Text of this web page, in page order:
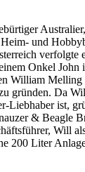
und
verfolgte
Onkel John
William
gründen. Da
Liebhaber ist,
& Beagle
Will
200 Liter